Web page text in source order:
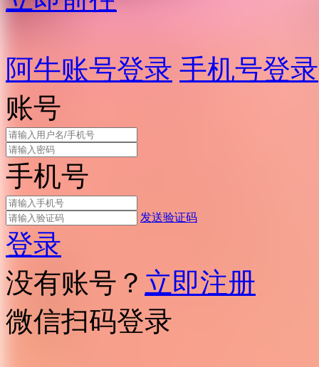
阿牛账号登录 手机号登录
账号
手机号
发送验证码
登录
没有账号？ 立即注册
微信扫码登录